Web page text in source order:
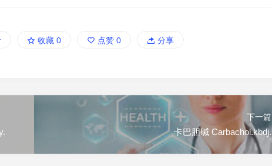
收藏0 点赞 0 分享
下一篇
卡巴胆碱 Carbachol.kbdj.